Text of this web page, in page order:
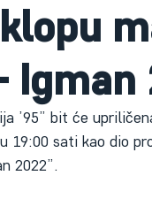
Igman
’95” bit će
19:00 sati kao dio
2022”.